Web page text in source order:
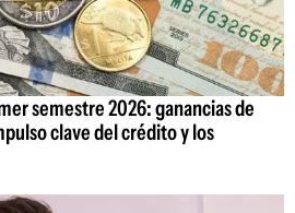
semestre 2026: ganancias de
clave del crédito y los